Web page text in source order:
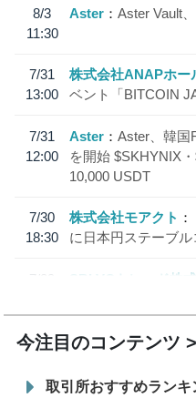
8/3
11:30
Aster Aster Vault
7/31
13:00
株式会社ANAPホー
ベント「BITCOIN
7/31
12:00
Aster
Aster、韓国
を開始 $SKHYNIX
10,000 USDT
7/30
18:30
株式会社モアクト
に日本円ステーブ
7/29
SBI VCトレード株
今注目のコンテンツ
取引所おすすめランキ